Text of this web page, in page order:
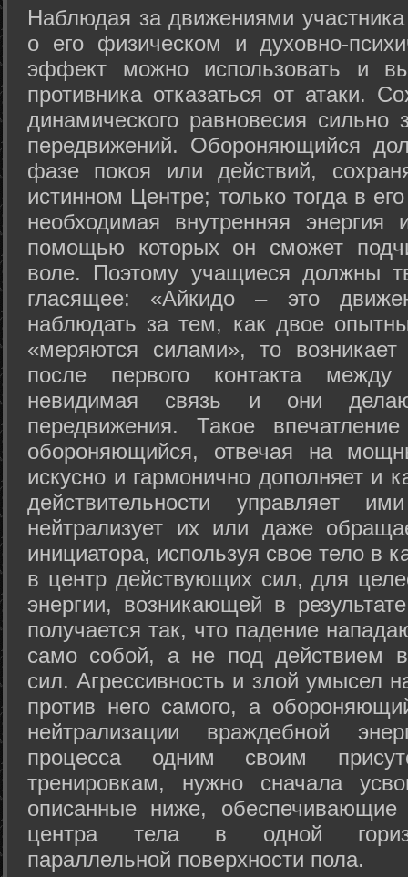
Hаблюдая за движениями
о его физическом и духовно-
эффект можно использовать и
противника отказаться от атаки.
динамического равновесия сильно
передвижений. Обороняющийся
фазе покоя или действий,
истинном Центре; только тогда в
необходимая внутренняя
помощью которых он сможет
воле. Поэтому учащиеся должны
гласящее: «Айкидо – это
наблюдать за тем, как двое
«меряются силами», то возникает
после первого контакта
невидимая связь и они
передвижения. Такое
обороняющийся, отвечая на
искусно и гармонично дополняет и
действительности управляет
нейтрализует их или даже
инициатора, используя свое тело в
в центр действующих сил, для
энергии, возникающей в
получается так, что падение
само собой, а не под действием
сил. Агрессивность и злой умысел
против него самого, а
нейтрализации враждебной
процесса одним своим
тренировкам, нужно сначала
описанные ниже, обеспечивающие
центра тела в одной
параллельной поверхности пола.